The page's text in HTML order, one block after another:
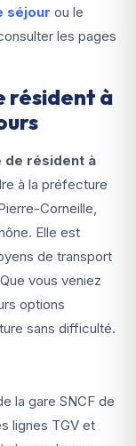
séjour ou le
les pages
résident à
de résident à
à la préfecture
Corneille,
Elle est
de transport
vous veniez
options
sans difficulté.
la gare SNCF de
lignes TGV et